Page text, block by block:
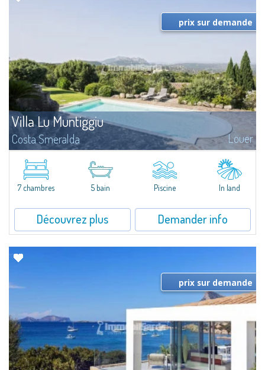
Villa Lu Muntiggiu
Costa Smeralda Louer
​Splendid villa surrounded by greenery on the hill of Mirialveda, halfway
between Capriccioli and San Pantaleo.Villa Lu Muntiggiu is a large stazzo
that has been completely modernized, in which spaces have been...
prix sur demande
7 chambres 5 bain Piscine In land
Découvrez plus Demander info
prix sur demande